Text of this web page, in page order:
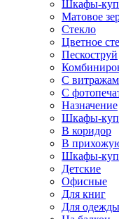
Шкафы-
Матовое
Стекло
Цветное
Пескоструй
С
С
Назначение
Шкафы-
В коридор
В
Шкафы-
Детские
Офисные
Для книг
Для одежды